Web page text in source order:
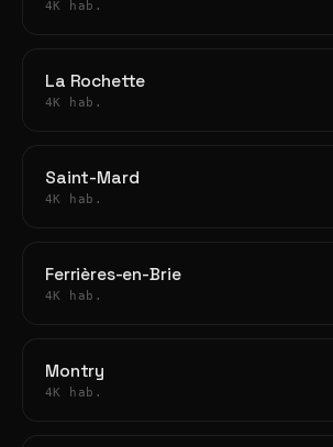
4K hab.
La Rochette
4K hab.
Saint-Mard
4K hab.
Ferrières-en-Brie
4K hab.
Montry
4K hab.